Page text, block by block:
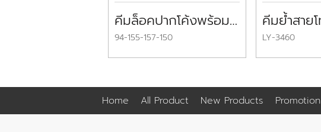
คีมล็อคปากโค้งพร้อมที่ตัดลวด ครอสแมน Helical Curved Jaw Locking Pliers CROSSMAN
94-155-157-150 LY-3460
Home All Product New Products Promotion